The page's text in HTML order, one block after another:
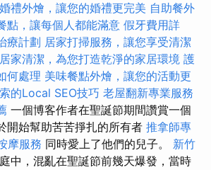
禮外燴，讓您的婚禮更完美 自助餐外
點，讓每個人都能滿意 假牙費用詳
療計劃 居家打掃服務，讓您享受清潔
家清潔，為您打造乾淨的家居環境 護
何處理 美味餐點外燴，讓您的活動更
的Local SEO技巧 老屋翻新專業服務
一個博客作者在聖誕節期間讚賞一個
開始幫助苦苦掙扎的所有者 推拿師專
摩服務 同時愛上了他們的兒子。 新竹
中，混亂在聖誕節前幾天爆發，當時